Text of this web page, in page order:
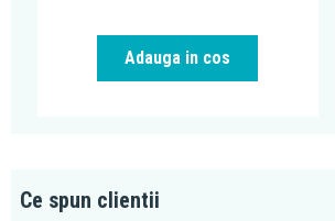
Adauga in cos
Ce spun clientii